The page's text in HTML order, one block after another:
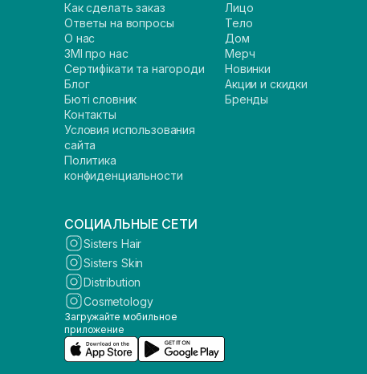
Как сделать заказ
Ответы на вопросы
О нас
ЗМІ про нас
Сертифікати та нагороди
Блог
Бюті словник
Контакты
Условия использования
сайта
Политика
конфиденциальности
Лицо
Тело
Дом
Мерч
Новинки
Акции и скидки
Бренды
СОЦИАЛЬНЫЕ СЕТИ
Sisters Hair
Sisters Skin
Distribution
Cosmetology
Загружайте мобильное
приложение